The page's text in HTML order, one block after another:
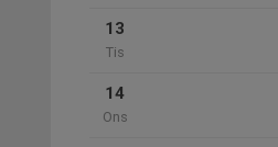
13
Tis
14
Ons